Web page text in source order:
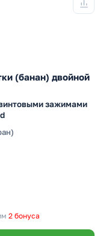
(банан) двойной
зажимами
2 бонуса